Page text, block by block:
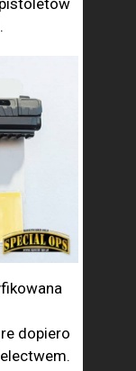
.
dopiero